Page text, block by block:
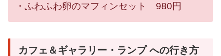
・ふわふわ卵のマフィンセット 980円
カフェ＆ギャラリー・ランプ への行き方